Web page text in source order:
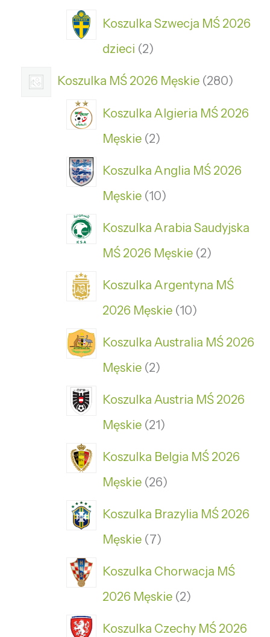
Koszulka Szwecja MŚ 2026
dzieci 2
Koszulka MŚ 2026 Męskie 280
Koszulka Algieria MŚ 2026
Męskie 2
Koszulka Anglia MŚ 2026
Męskie 10
Koszulka Arabia Saudyjska
MŚ 2026 Męskie 2
Koszulka Argentyna MŚ
2026 Męskie 10
Koszulka Australia MŚ 2026
Męskie 2
Koszulka Austria MŚ 2026
Męskie 21
Koszulka Belgia MŚ 2026
Męskie 26
Koszulka Brazylia MŚ 2026
Męskie 7
Koszulka Chorwacja MŚ
2026 Męskie 2
Koszulka Czechy MŚ 2026